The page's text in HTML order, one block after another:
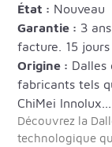
État : Nouveau
Garantie : 3
facture. 15
Origine : Dalles
fabricants tels
ChiMei Innolux...
Découvrez la
technologique